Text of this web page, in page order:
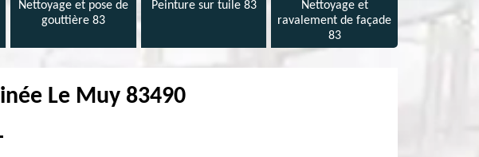
Nettoyage et pose de
gouttière 83
Peinture sur tuile 83
Nettoyage et
ravalement de façade
83
Le Muy 83490